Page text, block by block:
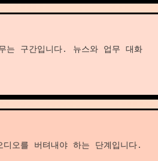
구간입니다. 뉴스와 업무 대화
오를 버텨내야 하는 단계입니다.